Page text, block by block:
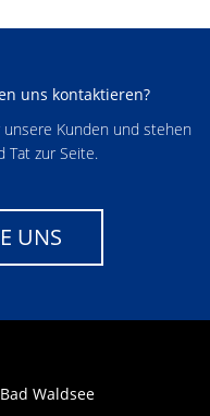
uns kontaktieren?
Kunden und stehen
Tat zur Seite.
UNS
Waldsee